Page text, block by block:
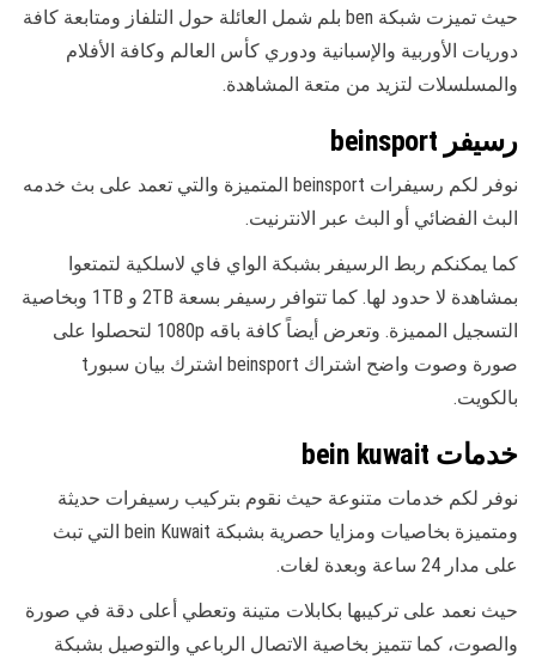
حيث تميزت شبكة ben بلم شمل العائلة حول التلفاز ومتابعة كافة
دوريات الأوربية والإسبانية ودوري كأس العالم وكافة الأفلام
والمسلسلات لتزيد من متعة المشاهدة.
رسيفر beinsport
نوفر لكم رسيفرات beinsport المتميزة والتي تعمد على بث خدمه
البث الفضائي أو البث عبر الانترنيت.
كما يمكنكم ربط الرسيفر بشبكة الواي فاي لاسلكية لتمتعوا
بمشاهدة لا حدود لها. كما تتوافر رسيفر بسعة 2TB و 1TB وبخاصية
التسجيل المميزة. وتعرض أيضاً كافة باقه 1080p لتحصلوا على
صورة وصوت واضح اشتراك beinsport اشترك بيان سبورt
بالكويت.
خدمات bein kuwait
نوفر لكم خدمات متنوعة حيث نقوم بتركيب رسيفرات حديثة
ومتميزة بخاصيات ومزايا حصرية بشبكة bein Kuwait التي تبث
على مدار 24 ساعة وبعدة لغات.
حيث نعمد على تركيبها بكابلات متينة وتعطي أعلى دقة في صورة
والصوت، كما تتميز بخاصية الاتصال الرباعي والتوصيل بشبكة